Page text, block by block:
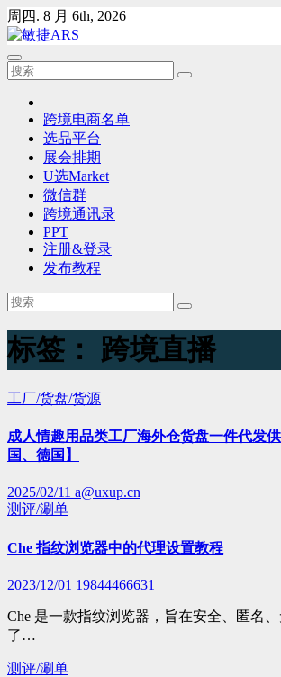
Skip
to
content
周四. 8 月 6th, 2026
跨境电商名单
选品平台
展会排期
U选Market
微信群
跨境通讯录
PPT
注册&登录
发布教程
标签： 跨境直播
工厂/货盘/货源
成人情趣用品类工厂海外仓货盘一件代发
国、德国】
2025/02/11 a@uxup.cn
测评/涮单
Che 指纹浏览器中的代理设置教程
2023/12/01 19844466631
Che 是一款指纹浏览器，旨在安全、匿名
了…
测评/涮单